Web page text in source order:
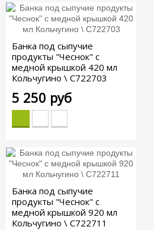
Банка под сыпучие
продукты "Чеснок" с
медной крышкой 420 мл
Кольчугино \ С722703
5 250 руб
Банка под сыпучие
продукты "Чеснок" с
медной крышкой 920 мл
Кольчугино \ С722711